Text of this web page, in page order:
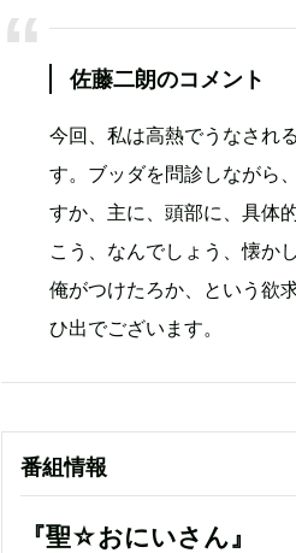
佐藤二朗のコメント
今回、私は高熱でうなされ
す。ブッダを問診しながら
すか、主に、頭部に、具体
こう、なんでしょう、懐か
俺がつけたろか、という欲
ひ出でございます。
番組情報
『聖☆おにいさん』